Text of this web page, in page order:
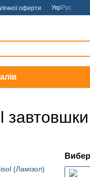
оферти УкрРус